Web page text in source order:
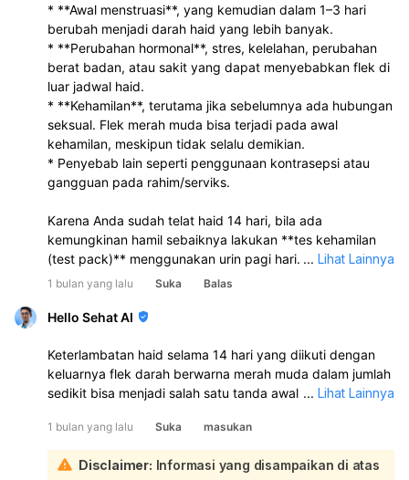
* **Awal menstruasi**, yang kemudian dalam 1–3 hari
berubah menjadi darah haid yang lebih banyak.
* **Perubahan hormonal**, stres, kelelahan, perubahan
berat badan, atau sakit yang dapat menyebabkan flek di
luar jadwal haid.
* **Kehamilan**, terutama jika sebelumnya ada hubungan
seksual. Flek merah muda bisa terjadi pada awal
kehamilan, meskipun tidak selalu demikian.
* Penyebab lain seperti penggunaan kontrasepsi atau
gangguan pada rahim/serviks.
Karena Anda sudah telat haid 14 hari, bila ada
kemungkinan hamil sebaiknya lakukan **tes kehamilan
(test pack)** menggunakan urin pagi hari. Hasilnya
biasanya sudah cukup akurat setelah telat haid 2 minggu.
... Lihat Lainnya
1 bulan yang lalu Suka Balas
Hello Sehat AI
Keterlambatan haid selama 14 hari yang diikuti dengan
keluarnya flek darah berwarna merah muda dalam jumlah
sedikit bisa menjadi salah satu tanda awal kehamilan,
Flek sebagai tanda kehamilan biasanya muncul sekitar
10-14 hari setelah pembuahan, dengan ciri-ciri durasi
singkat (maksimal 3 hari), warna darah merah muda
... Lihat Lainnya
1 bulan yang lalu Suka masukan
Disclaimer: Informasi yang disampaikan di atas